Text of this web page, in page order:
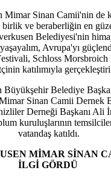
Mimar Sinan Camii'nin de
ve beraberliğin en
Belediyesi'nin
Avrupa'yı
Schloss Morsbroich
katılımıyla
Büyükşehir Belediye
Sinan Camii Dernek
Derneği Başkanı Ali
kuruluşlarının
vatandaş katıldı.
MİMAR SİNAN
İLGİ GÖRDÜ